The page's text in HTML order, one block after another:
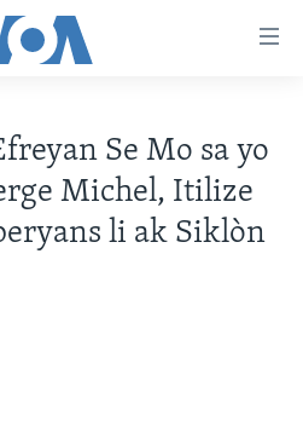
Se Mo sa yo
Michel, Itilize
li ak Siklòn